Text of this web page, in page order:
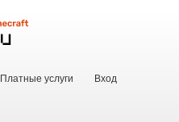
Платные услуги
Вход